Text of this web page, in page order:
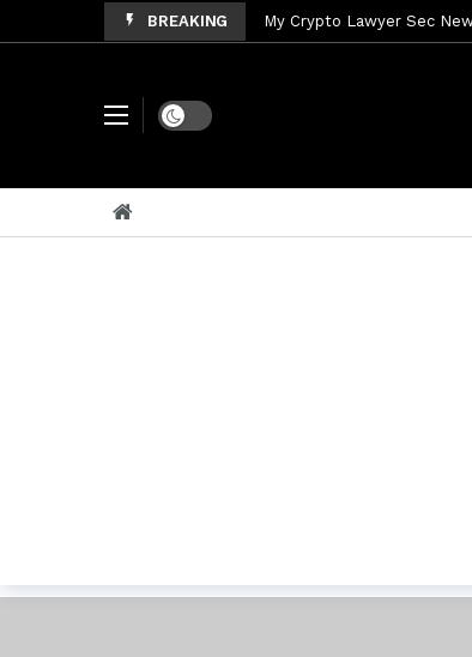
BREAKING My Crypto Lawyer Sec
My Crypto Lawyer Sec
My Crypto Lawyer Sec
Dark mode